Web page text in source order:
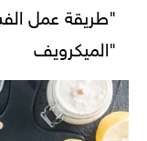
"طريقة عمل
"الميكرويف